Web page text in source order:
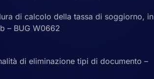
di calcolo della tassa di soggiorno, in
– BUG W0662
di eliminazione tipi di documento –